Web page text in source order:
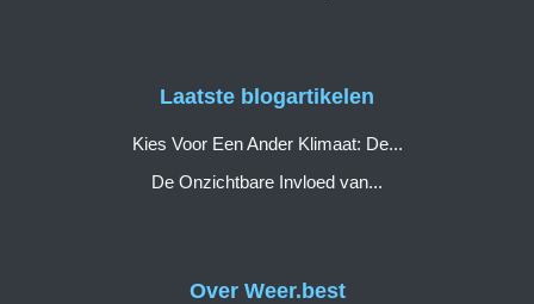
Over Weer.best
Laatste blogartikelen
Kies Voor Een Ander Klimaat: De...
De Onzichtbare Invloed van...